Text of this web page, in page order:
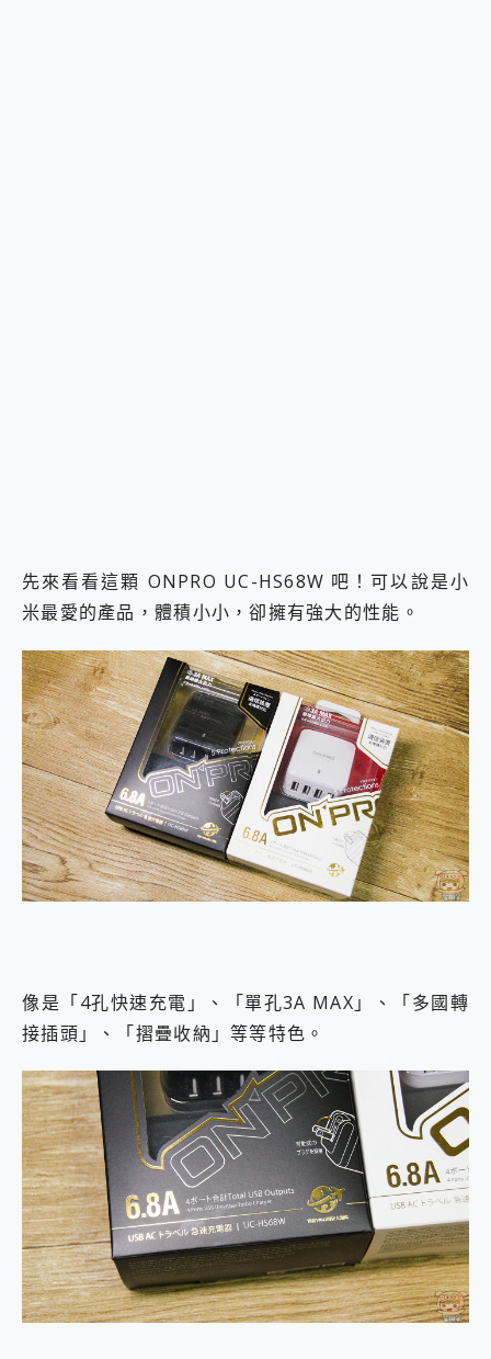
先來看看這顆 ONPRO UC-HS68W 吧！可以說是小
米最愛的產品，體積小小，卻擁有強大的性能。
像是「4孔快速充電」、「單孔3A MAX」、「多國轉
接插頭」、「摺疊收納」等等特色。